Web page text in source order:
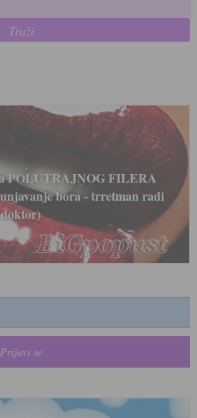
- Medicinski tretman za
naslaga 8000 rsd (tretman
doktor)